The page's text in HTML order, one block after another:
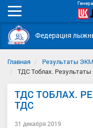
Мобильное
меню
Федерация
Главная
Результаты ЭКМ
ТДС Тоблах. Результаты
ТДС ТОБЛАХ.
ТДС
31 декабря 2019